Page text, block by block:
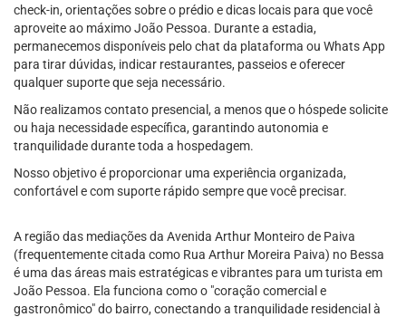
check-in, orientações sobre o prédio e dicas locais para que você
aproveite ao máximo João Pessoa. Durante a estadia,
permanecemos disponíveis pelo chat da plataforma ou Whats App
para tirar dúvidas, indicar restaurantes, passeios e oferecer
qualquer suporte que seja necessário.
Não realizamos contato presencial, a menos que o hóspede solicite
ou haja necessidade específica, garantindo autonomia e
tranquilidade durante toda a hospedagem.
Nosso objetivo é proporcionar uma experiência organizada,
confortável e com suporte rápido sempre que você precisar.
A região das mediações da Avenida Arthur Monteiro de Paiva
(frequentemente citada como Rua Arthur Moreira Paiva) no Bessa
é uma das áreas mais estratégicas e vibrantes para um turista em
João Pessoa. Ela funciona como o "coração comercial e
gastronômico" do bairro, conectando a tranquilidade residencial à